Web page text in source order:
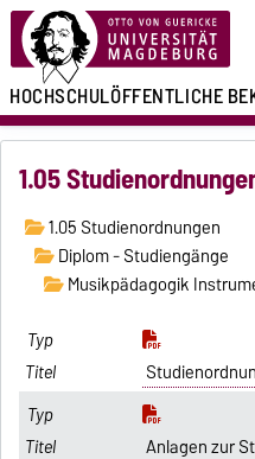
HOCHSCHULÖFFENTLICHE
1.05
1.05 Studienordnungen
Diplom - Studiengänge
Musikpädagogik
Anlagen zur